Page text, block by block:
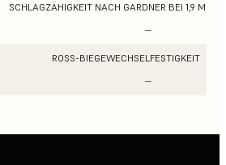
SCHLAGZÄHIGKEIT NACH GARDNER BEI 1,9 MM
–
ROSS-BIEGEWECHSELFESTIGKEIT
–